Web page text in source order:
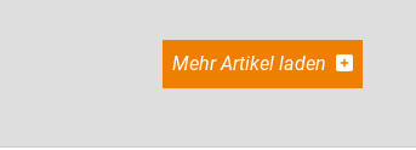
Mehr Artikel laden